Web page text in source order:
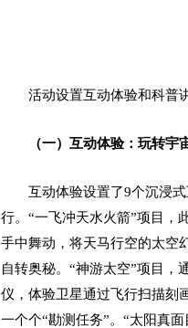
活动设置互动体验和科普
（一）互动体验：玩转宇
互动体验设置了9个沉浸
行。“一飞冲天水火箭”项目，
手中舞动，将天马行空的太空
自转奥秘。“神游太空”项目，
仪，体验卫星通过飞行扫描刻
一个个“勘测任务”。“太阳真